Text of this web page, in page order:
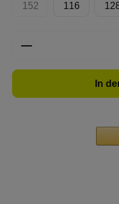
152
(Diese Option ist
116
Produkt Anzahl:
In